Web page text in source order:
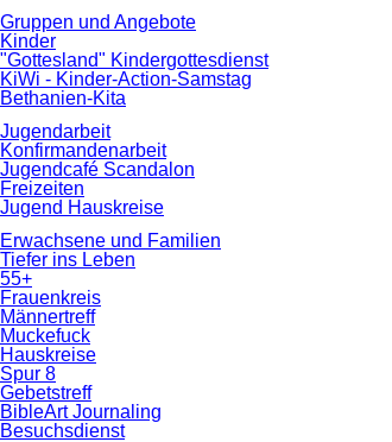
Gruppen und Angebote
Kinder
"Gottesland" Kindergottesdienst
KiWi - Kinder-Action-Samstag
Bethanien-Kita
Jugendarbeit
Konfirmandenarbeit
Jugendcafé Scandalon
Freizeiten
Jugend Hauskreise
Erwachsene und Familien
Tiefer ins Leben
55+
Frauenkreis
Männertreff
Muckefuck
Hauskreise
Spur 8
Gebetstreff
BibleArt Journaling
Besuchsdienst